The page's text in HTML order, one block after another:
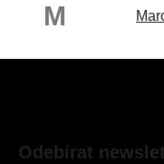
M
Odebírat